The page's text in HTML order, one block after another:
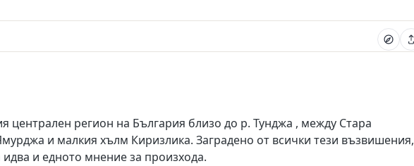
регион на България близо до р. Тунджа , между Стара
и малкия хълм Киризлика. Заградено от всички тези възвишения,
и едното мнение за произхода.